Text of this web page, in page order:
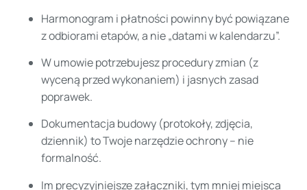
Harmonogram i płatności powinny być powiązane
z odbiorami etapów, a nie „datami w kalendarzu”.
W umowie potrzebujesz procedury zmian (z
wyceną przed wykonaniem) i jasnych zasad
poprawek.
Dokumentacja budowy (protokoły, zdjęcia,
dziennik) to Twoje narzędzie ochrony – nie
formalność.
Im precyzyjniejsze załączniki, tym mniej miejsca